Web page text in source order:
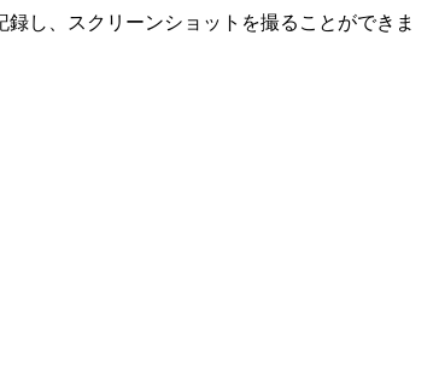
し、スクリーンショットを撮ることができま